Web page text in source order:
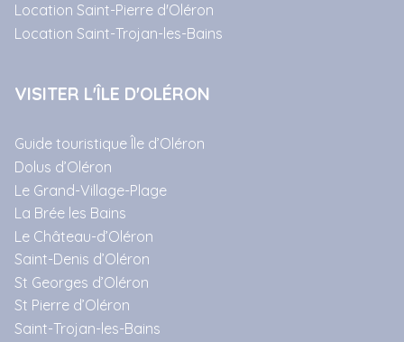
Location Saint-Pierre d'Oléron
Location Saint-Trojan-les-Bains
VISITER L'ÎLE D'OLÉRON
Guide touristique Île d’Oléron
Dolus d’Oléron
Le Grand-Village-Plage
La Brée les Bains
Le Château-d’Oléron
Saint-Denis d’Oléron
St Georges d’Oléron
St Pierre d’Oléron
Saint-Trojan-les-Bains